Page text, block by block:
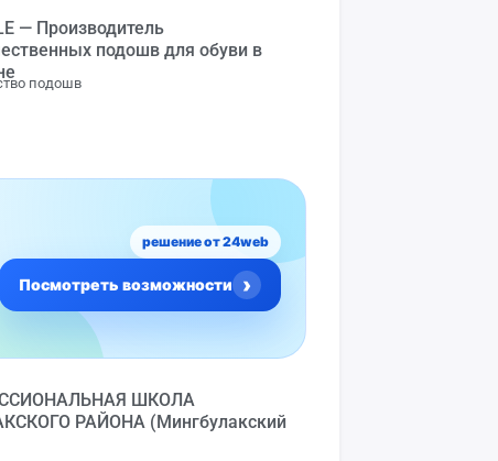
— Производитель
подошв для обуви в
подошв
решение от 24web
Посмотреть возможности ›
ШКОЛА
РАЙОНА (Мингбулакский